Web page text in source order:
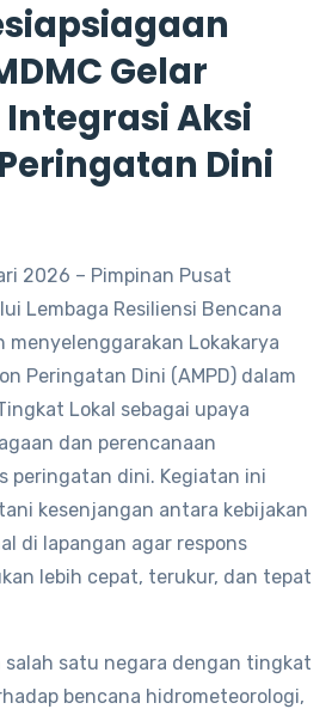
Gelar
Aksi
Dini
2026 – Pimpinan Pusat
Lembaga Resiliensi Bencana
menyelenggarakan Lokakarya
Peringatan Dini (AMPD) dalam
Lokal sebagai upaya
dan perencanaan
peringatan dini. Kegiatan ini
kesenjangan antara kebijakan
di lapangan agar respons
lebih cepat, terukur, dan tepat
salah satu negara dengan tingkat
bencana hidrometeorologi,